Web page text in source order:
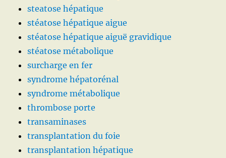
steatose hépatique
stéatose hépatique aigue
stéatose hépatique aiguë gravidique
stéatose métabolique
surcharge en fer
syndrome hépatorénal
syndrome métabolique
thrombose porte
transaminases
transplantation du foie
transplantation hépatique